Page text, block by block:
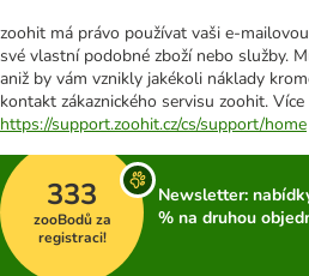
zoohit má právo používat vaši e-
své vlastní podobné zboží nebo služby.
aniž by vám vznikly jakékoli náklady
kontakt zákaznického servisu zoohit.
https://support.zoohit.cz/cs/support/home
333
zooBodů za
registraci!
Newsletter:
% na druhou